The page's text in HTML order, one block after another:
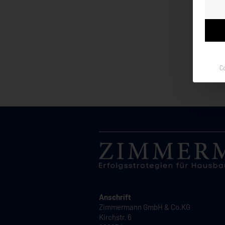
Anschrift
Zimmermann GmbH & Co.KG
Kirchstr. 6